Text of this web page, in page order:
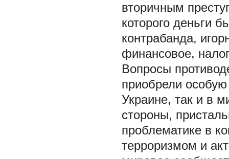
вторичным
которого деньги
контрабанда,
финансовое,
Вопросы
приобрели
Украине, так и в
стороны,
проблематике в
терроризмом и